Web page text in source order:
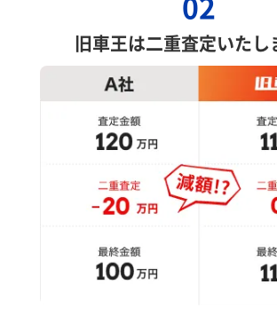
旧車王は二重査定いたし